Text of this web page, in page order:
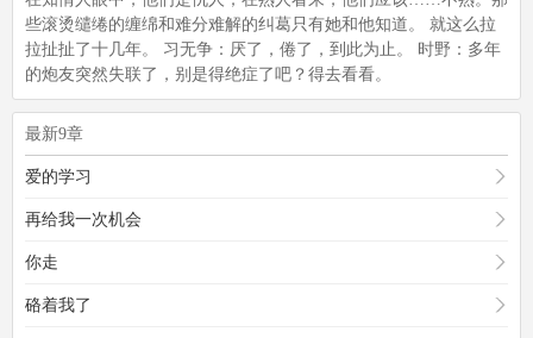
些滚烫缱绻的缠绵和难分难解的纠葛只有她和他知道。 就这么拉
拉扯扯了十几年。 习无争：厌了，倦了，到此为止。 时野：多年
的炮友突然失联了，别是得绝症了吧？得去看看。
最新9章
爱的学习
再给我一次机会
你走
硌着我了